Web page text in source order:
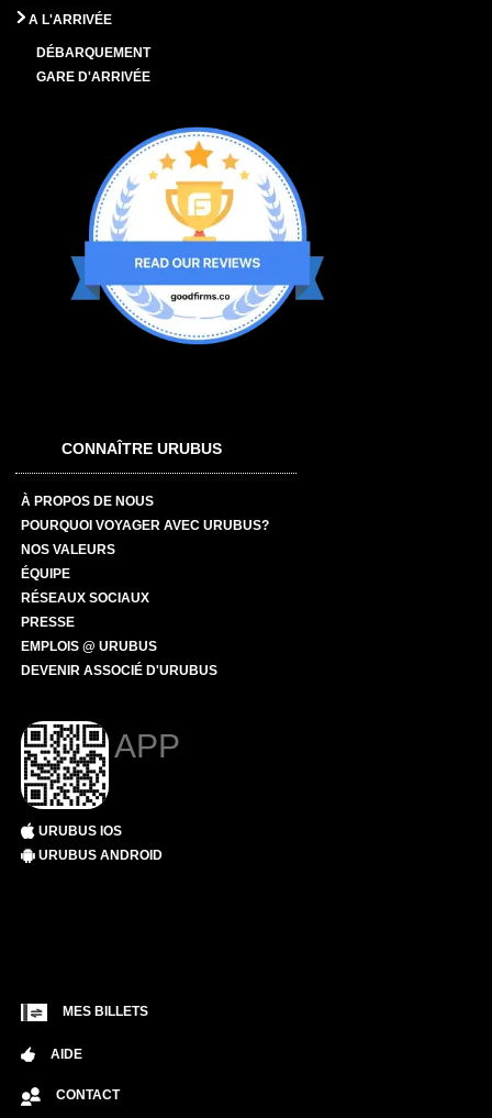
A L'ARRIVÉE
DÉBARQUEMENT
GARE D'ARRIVÉE
CONNAÎTRE URUBUS
À PROPOS DE NOUS
POURQUOI VOYAGER AVEC URUBUS?
NOS VALEURS
ÉQUIPE
RÉSEAUX SOCIAUX
PRESSE
EMPLOIS @ URUBUS
DEVENIR ASSOCIÉ D'URUBUS
APP
URUBUS IOS
URUBUS ANDROID
MES BILLETS
AIDE
CONTACT